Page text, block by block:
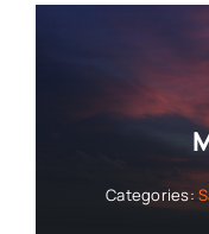
Categories: